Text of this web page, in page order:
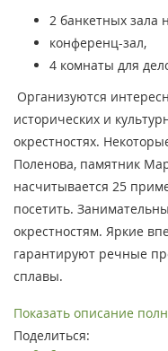
2 банкетных зала
конференц-зал,
4 комнаты для
Организуются
исторических и
окрестностях.
Поленова, памятник
насчитывается 25
посетить.
окрестностям. Яркие
гарантируют речные
сплавы.
Показать описание
Поделиться: